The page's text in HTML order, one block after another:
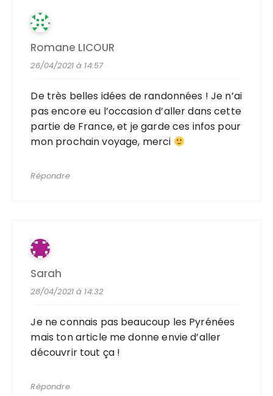
Romane LICOUR
26/04/2021 à 14:57
De très belles idées de randonnées ! Je n’ai
pas encore eu l’occasion d’aller dans cette
partie de France, et je garde ces infos pour
mon prochain voyage, merci
Répondre
Sarah
28/04/2021 à 14:32
Je ne connais pas beaucoup les Pyrénées
mais ton article me donne envie d’aller
découvrir tout ça !
Répondre